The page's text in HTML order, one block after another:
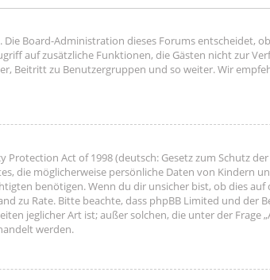
Board-Administration dieses Forums entscheidet,
auf zusätzliche Funktionen, die Gästen nicht zur
Beitritt zu Benutzergruppen und so weiter. Wir
Protection Act of 1998 (deutsch: Gesetz zum Schutz
die möglicherweise persönliche Daten von Kindern
benötigen. Wenn du dir unsicher bist, ob dies
zu Rate. Bitte beachte, dass phpBB Limited und der
jeglicher Art ist; außer solchen, die unter der Frage
werden.